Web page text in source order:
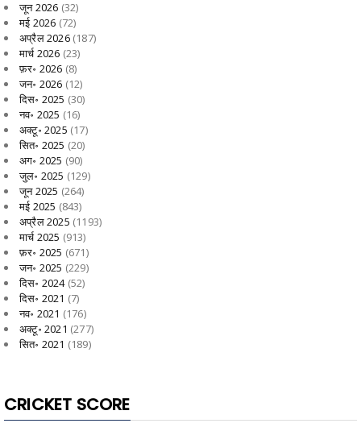
जून 2026 (32)
मई 2026 (72)
अप्रैल 2026(187)
मार्च 2026 (23)
फ़र॰ 2026 (8)
जन॰ 2026 (12)
दिस॰ 2025 (30)
नव॰ 2025 (16)
अक्टू॰ 2025 (17)
सित॰ 2025 (20)
अग॰ 2025 (90)
जुल॰ 2025 (129)
जून 2025 (264)
मई 2025 (843)
अप्रैल 2025 (1193)
मार्च 2025 (913)
फ़र॰ 2025 (671)
जन॰ 2025 (229)
दिस॰ 2024(52)
दिस॰ 2021 (7)
नव॰ 2021 (176)
अक्टू॰ 2021 (277)
सित॰ 2021 (189)
CRICKET SCORE